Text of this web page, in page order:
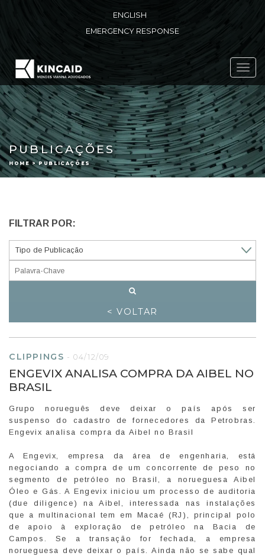
ENGLISH
EMERGENCY RESPONSE
PUBLICAÇÕES
HOME > PUBLICAÇÕES
FILTRAR POR:
< VOLTAR
CLIPPINGS -04/12/09
ENGEVIX ANALISA COMPRA DA AIBEL NO
BRASIL
Grupo norueguês deve deixar o país após ser
suspenso do cadastro de fornecedores da Petrobras.
Engevix analisa compra da Aibel no Brasil
A Engevix, empresa da área de engenharia, está
negociando a compra de um concorrente de peso no
segmento de petróleo no Brasil, a norueguesa Aibel
Óleo e Gás. A Engevix iniciou um processo de auditoria
(due diligence) na Aibel, interessada nas instalações
que a multinacional tem em Macaé (RJ), principal polo
de apoio à exploração de petróleo na Bacia de
Campos. Se a transação for fechada, a empresa
norueguesa deve deixar o país. Ainda não se sabe qual